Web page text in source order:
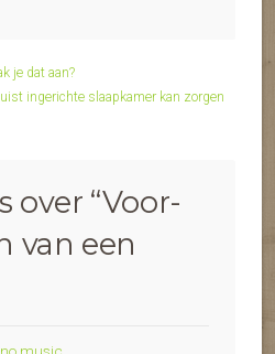
je dat aan?
ingerichte slaapkamer kan zorgen
over “Voor-
van een